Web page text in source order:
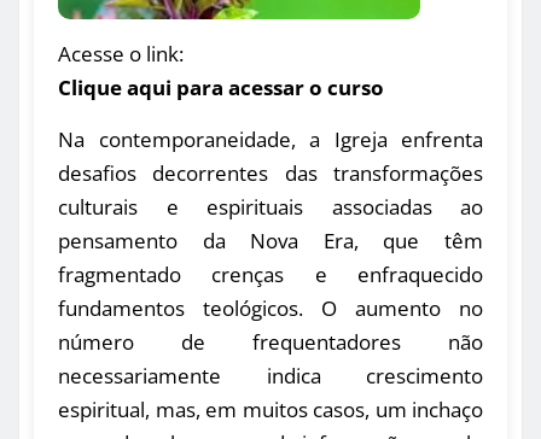
Acesse o link:
Clique aqui para acessar o curso
Na contemporaneidade, a Igreja enfrenta
desafios decorrentes das transformações
culturais e espirituais associadas ao
pensamento da Nova Era, que têm
fragmentado crenças e enfraquecido
fundamentos teológicos. O aumento no
número de frequentadores não
necessariamente indica crescimento
espiritual, mas, em muitos casos, um inchaço